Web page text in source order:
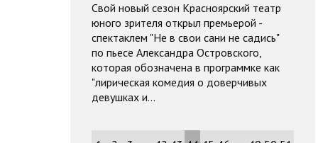
Свой новый сезон Красноярский театр
юного зрителя открыл премьерой -
спектаклем "Не в свои сани не садись"
по пьесе Александра Островского,
которая обозначена в программке как
"лирическая комедия о доверчивых
девушках и…